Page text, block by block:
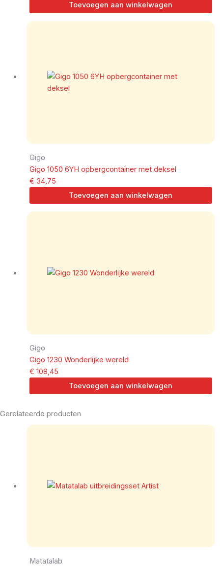
Toevoegen aan winkelwagen
Gigo
Gigo 1050 6YH opbergcontainer met deksel
€ 34,75
Toevoegen aan winkelwagen
Gigo
Gigo 1230 Wonderlijke wereld
€ 108,45
Toevoegen aan winkelwagen
Gerelateerde producten
Matatalab